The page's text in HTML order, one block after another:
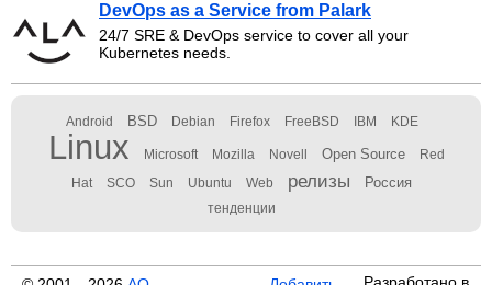
DevOps as a Service from Palark
24/7 SRE & DevOps service to cover all your
Kubernetes needs.
Android BSD Debian Firefox FreeBSD IBM KDE
Linux Microsoft Mozilla Novell Open Source Red
Hat SCO Sun Ubuntu Web релизы Россия
тенденции